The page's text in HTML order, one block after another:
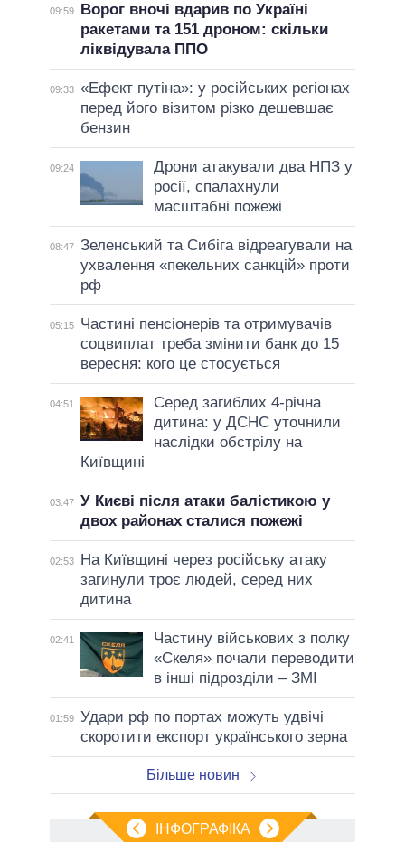
09:59
Ворог вночі вдарив по Україні
ракетами та 151 дроном: скільки
ліквідувала ППО
09:33 «Ефект путіна»: у російських регіонах
перед його візитом різко дешевшає
бензин
09:24
Дрони атакували два НПЗ у
росії, спалахнули
масштабні пожежі
08:47 Зеленський та Сибіга відреагували на
ухвалення «пекельних санкцій» проти
рф
05:15
Частині пенсіонерів та отримувачів
соцвиплат треба змінити банк до 15
вересня: кого це стосується
04:51
Серед загиблих 4-річна
дитина: у ДСНС уточнили
наслідки обстрілу на
Київщині
03:47 У Києві після атаки балістикою у
двох районах сталися пожежі
02:53
На Київщині через російську атаку
загинули троє людей, серед них
дитина
02:41
Частину військових з полку
«Скеля» почали переводити
в інші підрозділи – ЗМІ
01:59 Удари рф по портах можуть удвічі
скоротити експорт українського зерна
Більше новин
ІНФОГРАФІКА